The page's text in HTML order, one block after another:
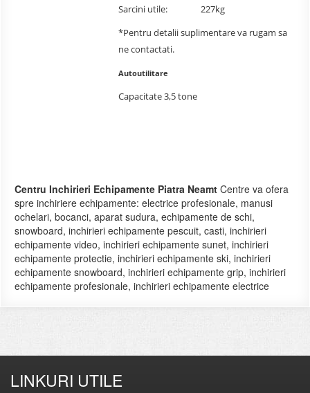
Sarcini utile: 227kg
*Pentru detalii suplimentare va rugam sa
ne contactati.
Autoutilitare
Capacitate 3,5 tone
Centru Inchirieri Echipamente Piatra Neamt Centre va ofera
spre inchiriere echipamente: electrice profesionale, manusi
ochelari, bocanci, aparat sudura, echipamente de schi,
snowboard, inchirieri echipamente pescuit, casti, inchirieri
echipamente video, inchirieri echipamente sunet, inchirieri
echipamente protectie, inchirieri echipamente ski, inchirieri
echipamente snowboard, inchirieri echipamente grip, inchirieri
echipamente profesionale, inchirieri echipamente electrice
LINKURI UTILE